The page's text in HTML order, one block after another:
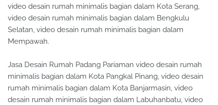
video desain rumah minimalis bagian dalam Kota Serang,
video desain rumah minimalis bagian dalam Bengkulu
Selatan, video desain rumah minimalis bagian dalam
Mempawah.
Jasa Desain Rumah Padang Pariaman video desain rumah
minimalis bagian dalam Kota Pangkal Pinang, video desain
rumah minimalis bagian dalam Kota Banjarmasin, video
desain rumah minimalis bagian dalam Labuhanbatu, video